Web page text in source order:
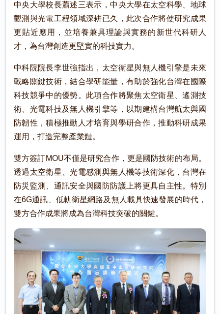
中央大學校長蕭述三表示，中央大學在太空科學、地球
觀測與光電工程領域深耕已久，此次合作將使研究成果
更貼近應用，並培養兼具理論與實務的新世代科研人
才，為台灣創造更堅實的科技實力。
中科院院長李世強指出，太空衛星與無人機引擎是未來
戰略關鍵技術，結合學研能量，有助於強化台灣在國際
科技競爭中的優勢。此項合作將聚焦太空衛星、遙測技
術、光電科技及無人機引擎等，以期建構台灣航太與國
防韌性，積極推動人才培育與學研合作，推動科研成果
運用，打造完整產業鏈。
雙方簽訂MOU不僅是研究合作，更是國防技術的布局。
透過太空衛星、光電感測與無人機等技術深化，台灣在
防災監測、通訊安全與國防防護上將更具自主性。特別
在6G通訊、低軌衛星網路及無人載具快速發展的時代，
雙方合作成果將成為台灣科技突破的關鍵。